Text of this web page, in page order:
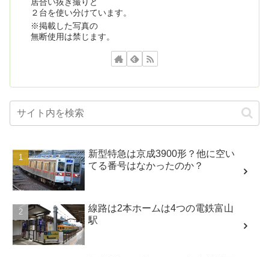
２台を使い分けています。
※掲載した写真の
無断使用は禁じます。
新型特急は京成3900形？他に空い
てる番号はなかったのか？
線路は2本ホームは4つの電鉄富山
駅